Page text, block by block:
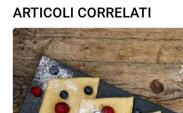
ARTICOLI CORRELATI